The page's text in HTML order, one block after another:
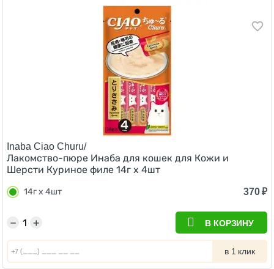
Inaba Ciao Churu/
Лакомство-пюре Инаба для кошек для Кожи и
Шерсти Куриное филе 14г х 4шт
14г х 4шт 370₽
+
− В КОРЗИНУ
в 1 клик